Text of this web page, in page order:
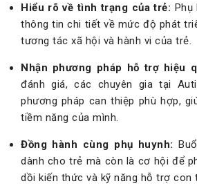
Hiểu rõ về tình trạng của trẻ: Phụ
thông tin chi tiết về mức độ phát
tương tác xã hội và hành vi của trẻ.
Nhận phương pháp hỗ trợ hiệu
đánh giá, các chuyên gia tại
phương pháp can thiệp phù hợp,
tiềm năng của mình.
Đồng hành cùng phụ huynh:
dành cho trẻ mà còn là cơ hội để
dồi kiến thức và kỹ năng hỗ trợ con